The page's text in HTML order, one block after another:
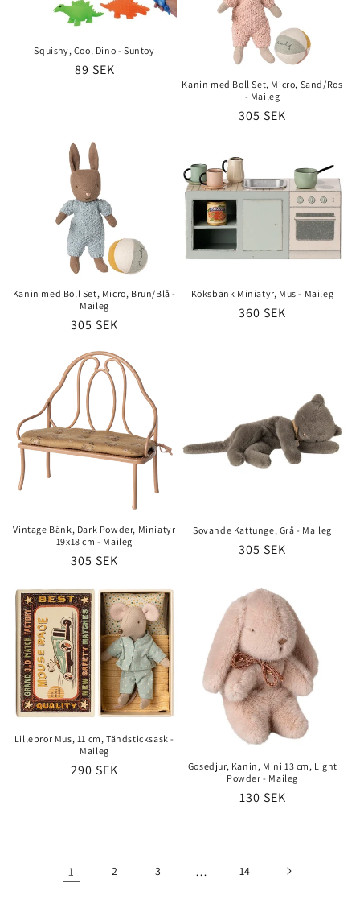
Squishy, Cool Dino - Suntoy
Ordinarie
89 SEK
Kanin med Boll Set, Micro, Sand/Ros
- Maileg
Ordinarie
305 SEK
Kanin med Boll Set, Micro, Brun/Blå -
Maileg
Ordinarie
305 SEK
Köksbänk Miniatyr, Mus - Maileg
Ordinarie
360 SEK
Vintage Bänk, Dark Powder, Miniatyr
19x18 cm - Maileg
Ordinarie
305 SEK
Sovande Kattunge, Grå - Maileg
Ordinarie
305 SEK
Lillebror Mus, 11 cm, Tändsticksask -
Maileg
Ordinarie
290 SEK
Gosedjur, Kanin, Mini 13 cm, Light
Powder - Maileg
Ordinarie
130 SEK
1 2 3 … 14